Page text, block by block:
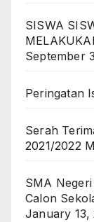
SISWA
September
Peringatan
Serah
2021/2022
SMA
Calon
January 13,